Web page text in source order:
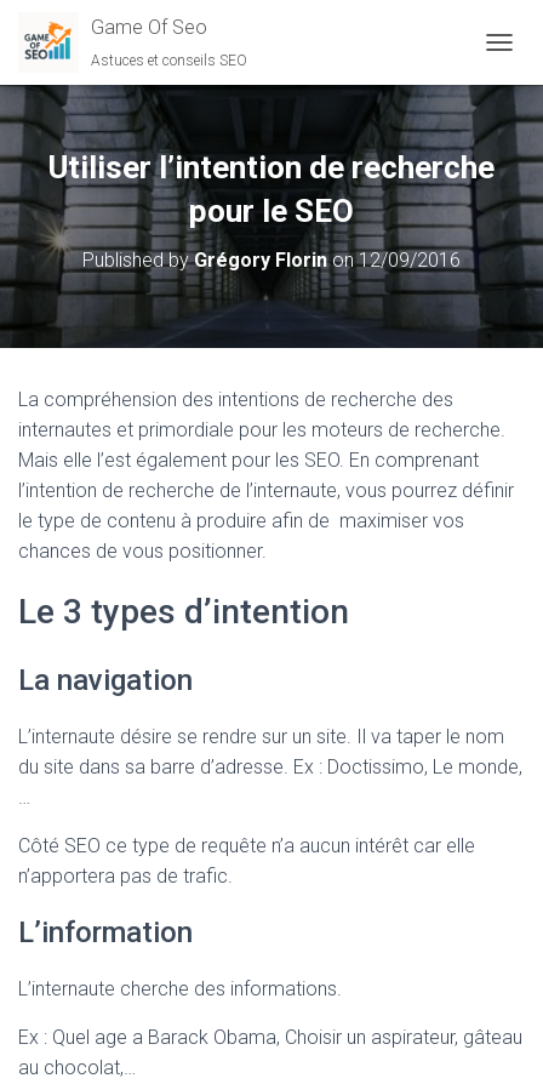
Game Of Seo
Astuces et conseils SEO
U
R
R
/
F
E
A
G
Utiliser l’intention de recherche
pour le SEO
Published byGrégory Florinon12/09/2016
La compréhension des intentions de recherche des
internautes et primordiale pour les moteurs de recherche.
Mais elle l’est également pour les SEO. En comprenant
l’intention de recherche de l’internaute, vous pourrez définir
le type de contenu à produire afin de maximiser vos
chances de vous positionner.
Le 3 types d’intention
La navigation
L’internaute désire se rendre sur un site. Il va taper le nom
du site dans sa barre d’adresse. Ex : Doctissimo, Le monde,
…
Côté SEO ce type de requête n’a aucun intérêt car elle
n’apportera pas de trafic.
L’information
L’internaute cherche des informations.
Ex : Quel age a Barack Obama, Choisir un aspirateur, gâteau
au chocolat,…